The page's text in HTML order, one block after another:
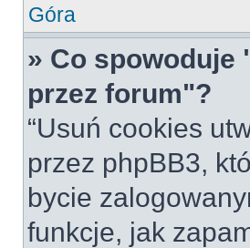
Góra
» Co
przez forum"?
“Usuń cookies
przez phpBB3,
bycie
funkcje, jak